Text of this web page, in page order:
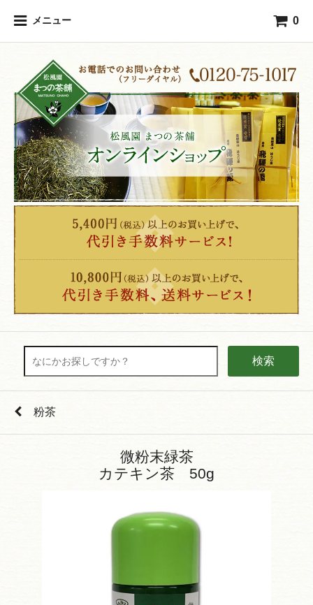
メニュー 0
検索
粉茶
微粉末緑茶
カテキン茶 50g